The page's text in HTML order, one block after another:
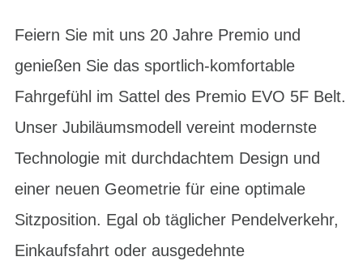
Feiern Sie mit uns 20 Jahre Premio und
genießen Sie das sportlich-komfortable
Fahrgefühl im Sattel des Premio EVO 5F Belt.
Unser Jubiläumsmodell vereint modernste
Technologie mit durchdachtem Design und
einer neuen Geometrie für eine optimale
Sitzposition. Egal ob täglicher Pendelverkehr,
Einkaufsfahrt oder ausgedehnte